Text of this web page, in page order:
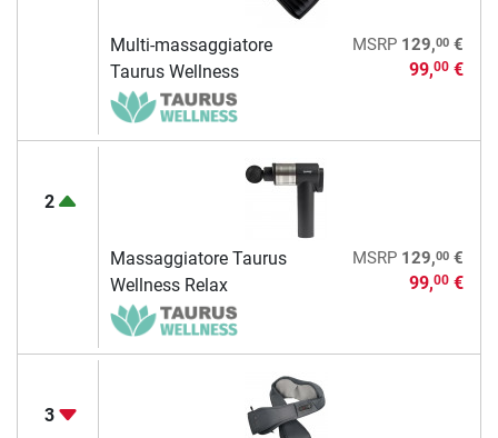
Multi-massaggiatore
Taurus Wellness
MSRP 129,00€
99,00€
2
Massaggiatore Taurus
Wellness Relax
MSRP 129,00€
99,00€
3